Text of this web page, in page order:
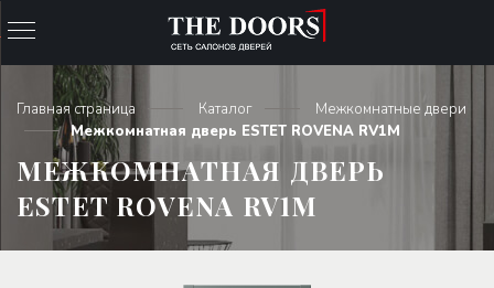
Главная страница Каталог
Межкомнатные двери
Межкомнатная дверь ESTET ROVENA RV1M
МЕЖКОМНАТНАЯ ДВЕРЬ
ESTET ROVENA RV1M